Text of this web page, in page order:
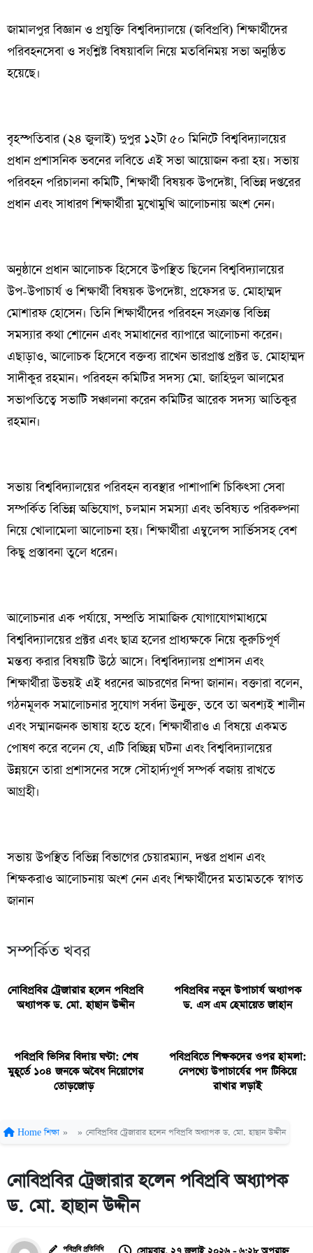
জামালপুর বিজ্ঞান ও প্রযুক্তি বিশ্ববিদ্যালয়ে (জবিপ্রবি) শিক্ষার্থীদের
পরিবহনসেবা ও সংশ্লিষ্ট বিষয়াবলি নিয়ে মতবিনিময় সভা অনুষ্ঠিত
হয়েছে।
বৃহস্পতিবার (২৪ জুলাই) দুপুর ১২টা ৫০ মিনিটে বিশ্ববিদ্যালয়ের
প্রধান প্রশাসনিক ভবনের লবিতে এই সভা আয়োজন করা হয়। সভায়
পরিবহন পরিচালনা কমিটি, শিক্ষার্থী বিষয়ক উপদেষ্টা, বিভিন্ন দপ্তরের
প্রধান এবং সাধারণ শিক্ষার্থীরা মুখোমুখি আলোচনায় অংশ নেন।
অনুষ্ঠানে প্রধান আলোচক হিসেবে উপস্থিত ছিলেন বিশ্ববিদ্যালয়ের
উপ-উপাচার্য ও শিক্ষার্থী বিষয়ক উপদেষ্টা, প্রফেসর ড. মোহাম্মদ
মোশারফ হোসেন। তিনি শিক্ষার্থীদের পরিবহন সংক্রান্ত বিভিন্ন
সমস্যার কথা শোনেন এবং সমাধানের ব্যাপারে আলোচনা করেন।
এছাড়াও, আলোচক হিসেবে বক্তব্য রাখেন ভারপ্রাপ্ত প্রক্টর ড. মোহাম্মদ
সাদীকুর রহমান। পরিবহন কমিটির সদস্য মো. জাহিদুল আলমের
সভাপতিত্বে সভাটি সঞ্চালনা করেন কমিটির আরেক সদস্য আতিকুর
রহমান।
সভায় বিশ্ববিদ্যালয়ের পরিবহন ব্যবস্থার পাশাপাশি চিকিৎসা সেবা
সম্পর্কিত বিভিন্ন অভিযোগ, চলমান সমস্যা এবং ভবিষ্যত পরিকল্পনা
নিয়ে খোলামেলা আলোচনা হয়। শিক্ষার্থীরা এম্বুলেন্স সার্ভিসসহ বেশ
কিছু প্রস্তাবনা তুলে ধরেন।
আলোচনার এক পর্যায়ে, সম্প্রতি সামাজিক যোগাযোগমাধ্যমে
বিশ্ববিদ্যালয়ের প্রক্টর এবং ছাত্র হলের প্রাধ্যক্ষকে নিয়ে কুরুচিপূর্ণ
মন্তব্য করার বিষয়টি উঠে আসে। বিশ্ববিদ্যালয় প্রশাসন এবং
শিক্ষার্থীরা উভয়ই এই ধরনের আচরণের নিন্দা জানান। বক্তারা বলেন,
গঠনমূলক সমালোচনার সুযোগ সর্বদা উন্মুক্ত, তবে তা অবশ্যই শালীন
এবং সম্মানজনক ভাষায় হতে হবে। শিক্ষার্থীরাও এ বিষয়ে একমত
পোষণ করে বলেন যে, এটি বিচ্ছিন্ন ঘটনা এবং বিশ্ববিদ্যালয়ের
উন্নয়নে তারা প্রশাসনের সঙ্গে সৌহার্দ্যপূর্ণ সম্পর্ক বজায় রাখতে
আগ্রহী।
সভায় উপস্থিত বিভিন্ন বিভাগের চেয়ারম্যান, দপ্তর প্রধান এবং
শিক্ষকরাও আলোচনায় অংশ নেন এবং শিক্ষার্থীদের মতামতকে স্বাগত
জানান
সম্পর্কিত খবর
নোবিপ্রবির ট্রেজারার হলেন পবিপ্রবি
অধ্যাপক ড. মো. হাছান উদ্দীন
পবিপ্রবির নতুন উপাচার্য অধ্যাপক
ড. এস এম হেমায়েত জাহান
পবিপ্রবি ভিসির বিদায় ঘণ্টা: শেষ
মুহূর্তে ১০৪ জনকে অবৈধ নিয়োগের
তোড়জোড়
পবিপ্রবিতে শিক্ষকদের ওপর হামলা:
নেপথ্যে উপাচার্যের পদ টিকিয়ে
রাখার লড়াই
Home শিক্ষা » » নোবিপ্রবির ট্রেজারার হলেন পবিপ্রবি অধ্যাপক ড. মো. হাছান উদ্দীন
নোবিপ্রবির ট্রেজারার হলেন পবিপ্রবি অধ্যাপক
ড. মো. হাছান উদ্দীন
পবিপ্রবি প্রতিনিধি